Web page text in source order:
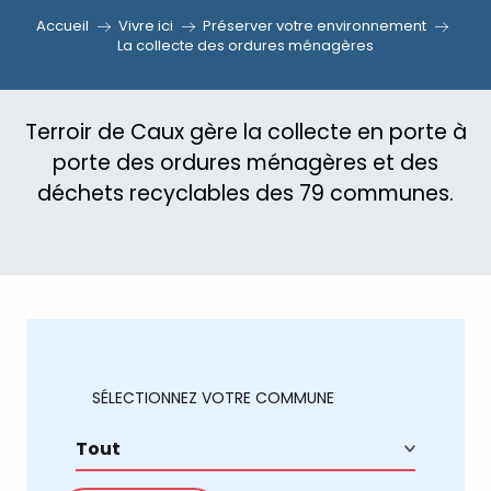
Accueil Vivre ici
Préserver votre environnement
La collecte des ordures ménagères
Terroir de Caux gère la collecte en porte à
porte des ordures ménagères et des
déchets recyclables des 79 communes.
SÉLECTIONNEZ VOTRE COMMUNE